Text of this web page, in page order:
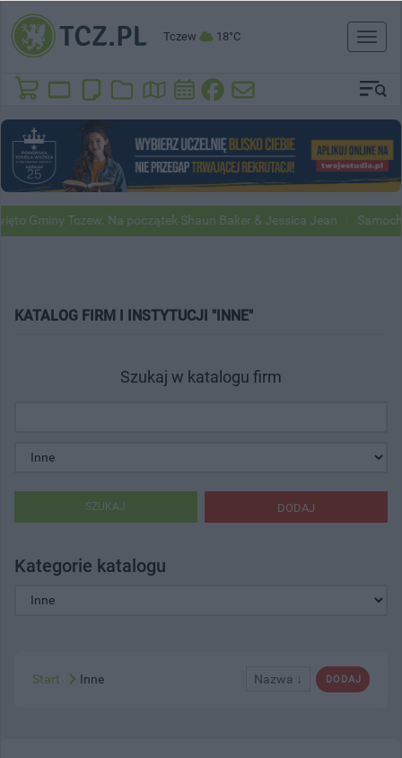
Tczew 18°C
Toggle
Gminy Tczew. Na początek Shaun Baker & Jessica Jean
KATALOG FIRM I INSTYTUCJI "INNE"
Szukaj w katalogu firm
DODAJ
SZUKAJ
Kategorie katalogu
DODAJ
Nazwa ↓
Start Inne